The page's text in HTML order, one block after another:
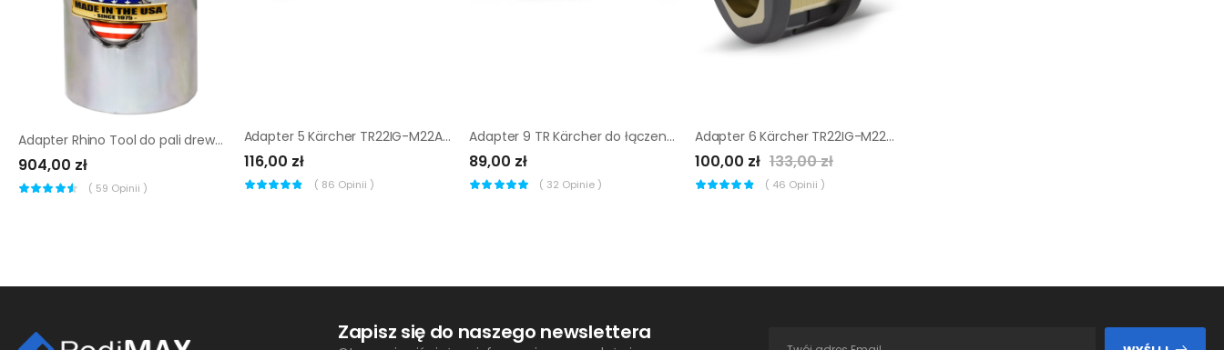
Adapter Rhino Tool do pali drewnianych 70 x 70 mm |
904,00 zł
( 59 Opinii )
Adapter 5 Kärcher TR22IG-M22AG
116,00 zł
( 86 Opinii )
Adapter 9 TR Kärcher do łączenia węży EASY!Lock |
89,00 zł
( 32 Opinie )
Adapter 6 Kärcher TR22IG-M22AG
100,00 zł 133,00 zł
( 46 Opinii )
Zapisz się do naszego newslettera